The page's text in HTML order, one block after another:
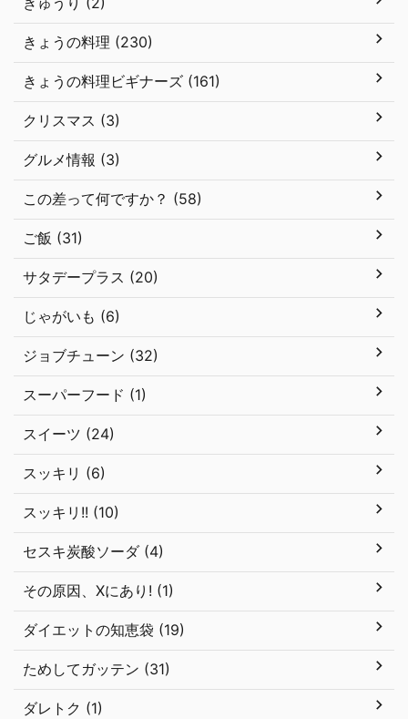
きょうの料理 (230)
きょうの料理ビギナーズ (161)
クリスマス (3)
グルメ情報 (3)
この差って何ですか？ (58)
ご飯 (31)
サタデープラス (20)
じゃがいも (6)
ジョブチューン (32)
スーパーフード (1)
スイーツ (24)
スッキリ (6)
スッキリ!! (10)
セスキ炭酸ソーダ (4)
その原因、Xにあり! (1)
ダイエットの知恵袋 (19)
ためしてガッテン (31)
ダレトク (1)